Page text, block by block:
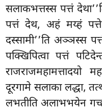
सलाकभत्तस्स पत्तं
पत्तं देथ, अहं मय्हं पत्ते
दस्सामी’’ति अञ्ञस्स
पक्खिपित्वा पत्तं
राजराजमहामत्तादयो
दूरगामे सलाका लद्धा,
लभतीति अलाभभयेन